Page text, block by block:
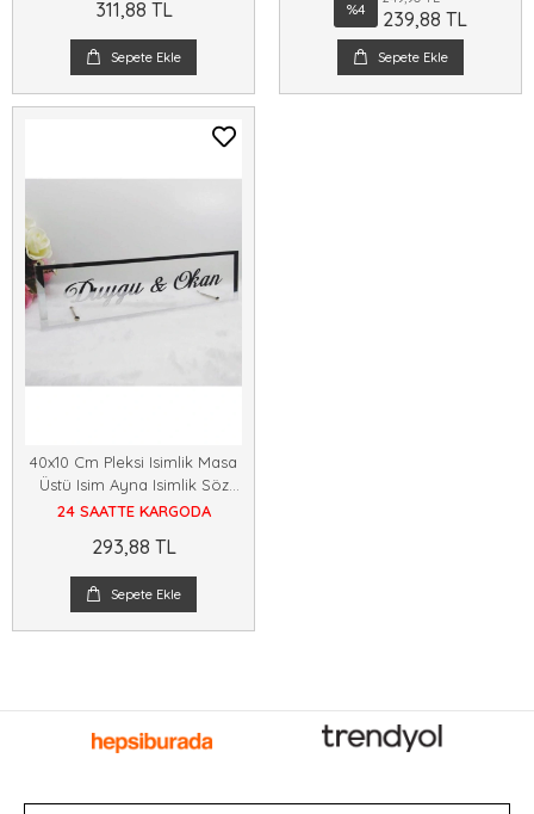
311,88 TL
Sepete Ekle
%4 239,88 TL
Sepete Ekle
40x10 Cm Pleksi Isimlik Masa
Üstü Isim Ayna Isimlik Söz
Nişan Ofis Konsept Hediyelik
24 SAATTE KARGODA
293,88 TL
Sepete Ekle